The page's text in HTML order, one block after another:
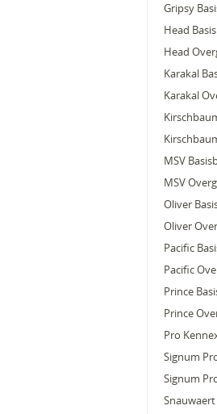
Gripsy
Head
Head
Karakal
Karakal
MSV
MSV
Oliver
Oliver
Pacific
Pacific
Prince
Prince
Pro
Signum
Signum